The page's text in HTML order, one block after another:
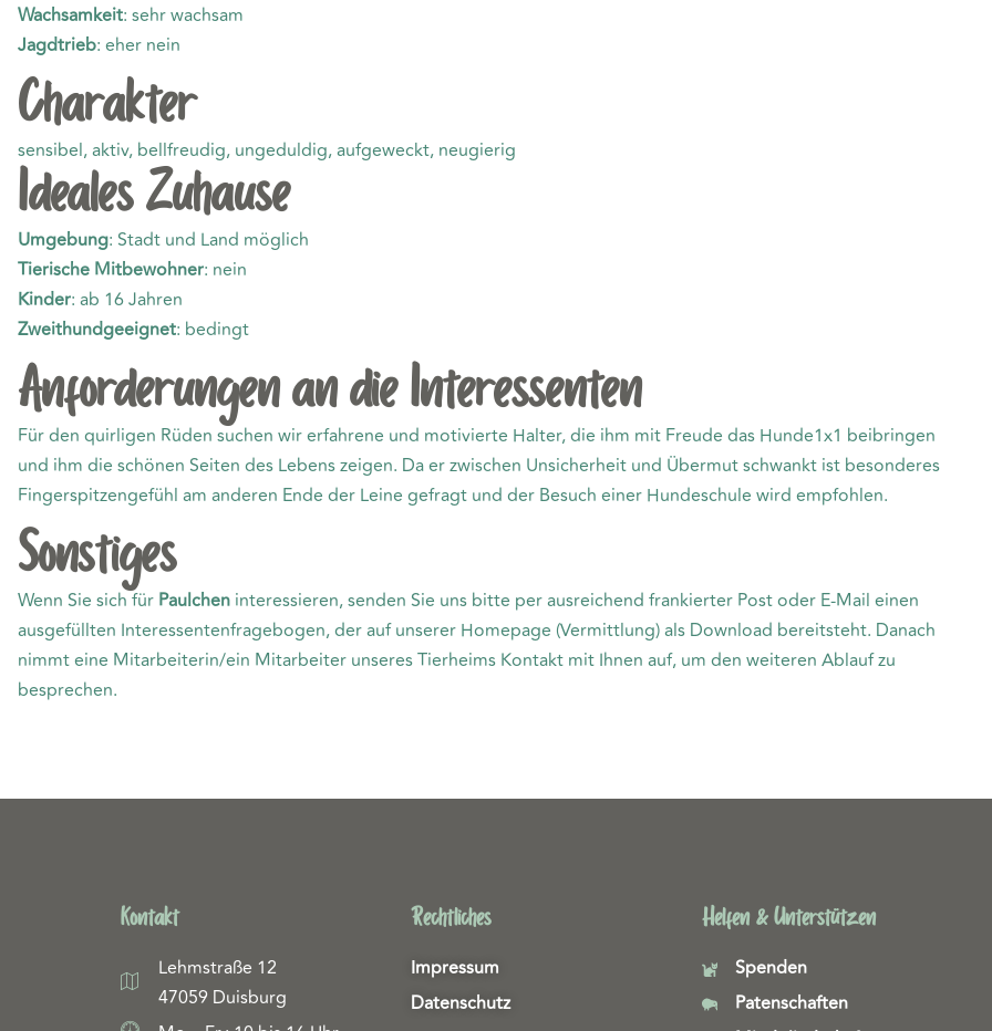
Wachsamkeit: sehr wachsam
Jagdtrieb: eher nein
Charakter
sensibel, aktiv, bellfreudig, ungeduldig, aufgeweckt, neugierig
Ideales Zuhause
Umgebung: Stadt und Land möglich
Tierische Mitbewohner: nein
Kinder: ab 16 Jahren
Zweithundgeeignet: bedingt
Anforderungen an die Interessenten
Für den quirligen Rüden suchen wir erfahrene und motivierte Halter, die ihm mit Freude das Hunde1x1 beibringen
und ihm die schönen Seiten des Lebens zeigen. Da er zwischen Unsicherheit und Übermut schwankt ist besonderes
Fingerspitzengefühl am anderen Ende der Leine gefragt und der Besuch einer Hundeschule wird empfohlen.
Sonstiges
Wenn Sie sich für Paulcheninteressieren, senden Sie uns bitte per ausreichend frankierter Post oder E-Mail einen
ausgefüllten Interessentenfragebogen, der auf unserer Homepage (Vermittlung) als Download bereitsteht. Danach
nimmt eine Mitarbeiterin/ein Mitarbeiter unseres Tierheims Kontakt mit Ihnen auf, um den weiteren Ablauf zu
besprechen.
Kontakt
Lehmstraße 12
47059 Duisburg
Rechtliches
Impressum
Datenschutz
Helfen & Unterstützen
Spenden
Patenschaften